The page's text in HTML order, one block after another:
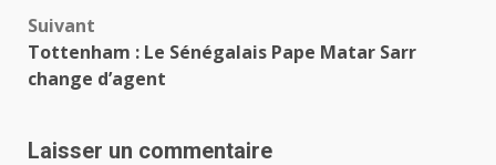
Suivant
Tottenham : Le Sénégalais Pape Matar Sarr
change d’agent
Laisser un commentaire